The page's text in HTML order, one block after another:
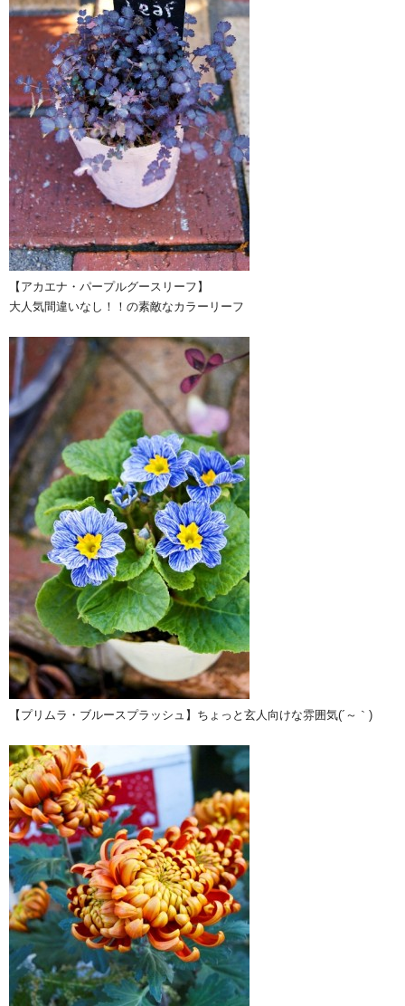
【アカエナ・パープルグースリーフ】
大人気間違いなし！！の素敵なカラーリーフ
【プリムラ・ブルースプラッシュ】ちょっと玄人向けな雰囲気(´～｀)